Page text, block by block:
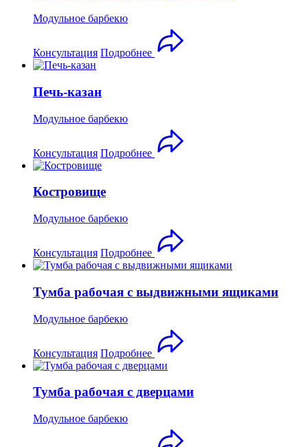
Модульное барбекю
Консультация Подробнее
Печь-казан
Модульное барбекю
Консультация Подробнее
Костровище
Модульное барбекю
Консультация Подробнее
Тумба рабочая с выдвижными ящиками
Модульное барбекю
Консультация Подробнее
Тумба рабочая с дверцами
Модульное барбекю